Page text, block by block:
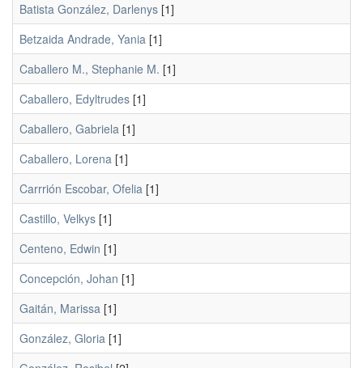
Batista González, Darlenys [1]
Betzaida Andrade, Yania [1]
Caballero M., Stephanie M. [1]
Caballero, Edyltrudes [1]
Caballero, Gabriela [1]
Caballero, Lorena [1]
Carrrión Escobar, Ofelia [1]
Castillo, Velkys [1]
Centeno, Edwin [1]
Concepción, Johan [1]
Gaitán, Marissa [1]
González, Gloria [1]